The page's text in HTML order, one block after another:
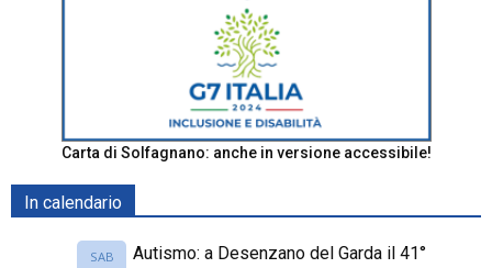
Carta di Solfagnano: anche in versione accessibile!
In calendario
SAB
Autismo: a Desenzano del Garda il 41°